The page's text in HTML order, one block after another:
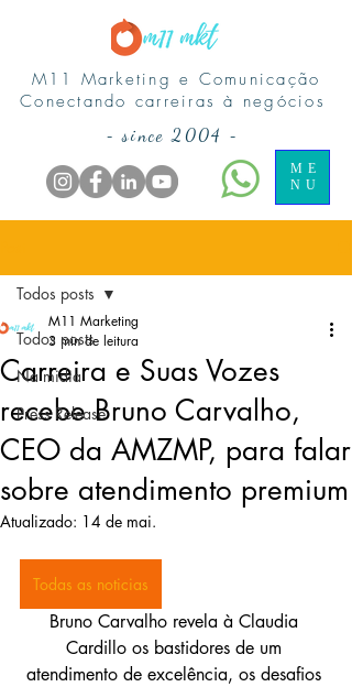
M11 Marketing e Comunicação
Conectando carreiras à negócios
ME
NU
-since 2004 -
Todos posts
Na midia
Press Release
Todos posts
Carreira e Suas Vozes
recebe Bruno Carvalho,
CEO da AMZMP, para falar
sobre atendimento premium
M11 Marketing
3 min de leitura
Atualizado: 14 de mai.
Todas as noticias
Bruno Carvalho revela à Claudia
Cardillo os bastidores de um
atendimento de excelência, os desafios